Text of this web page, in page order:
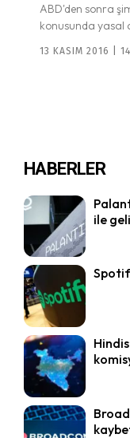
ABD'den sonra
konusunda yasal
13 KASIM 2016 |
HABERLER
ile